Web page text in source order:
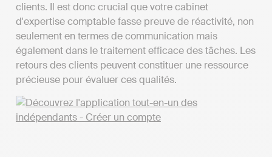
clients. Il est donc crucial que votre cabinet
d'expertise comptable fasse preuve de réactivité, non
seulement en termes de communication mais
également dans le traitement efficace des tâches. Les
retours des clients peuvent constituer une ressource
précieuse pour évaluer ces qualités.